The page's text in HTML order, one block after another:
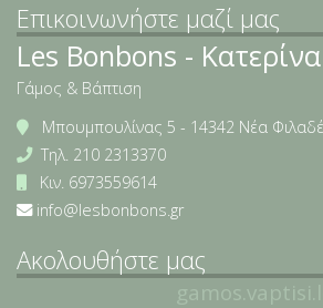
Επικοινωνήστε μαζί μας
Les Bonbons -
Γάμος & Βάπτιση
Μπουμπουλίνας 5 - 14342 Νέα
Τηλ. 210 2313370
Κιν. 6973559614
info@lesbonbons.gr
Ακολουθήστε μας